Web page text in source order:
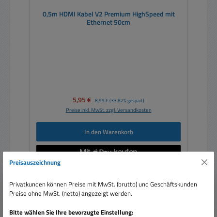
0,5m HDMI Kabel V2 Premium HighSpeed mit
Ethernet 50cm
Verkaufspreis:
5,95 € Regulärer Preis:
8,99 € (33.82% gespart)
Preise inkl. MwSt. zzgl. Versandkosten
In den Warenkorb
Nur 4 auf Lager!
Preisauszeichnung
Privatkunden können Preise mit MwSt. (brutto) und Geschäftskunden
Preise ohne MwSt. (netto) angezeigt werden.
Bitte wählen Sie Ihre bevorzugte Einstellung: